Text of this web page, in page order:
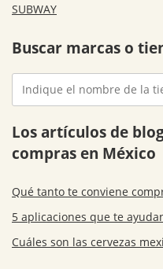
SUBWAY
Buscar marcas o
Los artículos de
compras en México
Qué tanto te conviene
5 aplicaciones que te
Cuáles son las cervezas